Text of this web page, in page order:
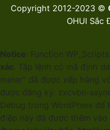
Copyright 2012-2023 ©
OHUI Sắc
Notice: Function
xác. Tập lệnh có mã định
meter" đã được xếp hàng
được đăng ký: zxcvbn-
Debug trong WordPress để
điệp này đã được thêm vào